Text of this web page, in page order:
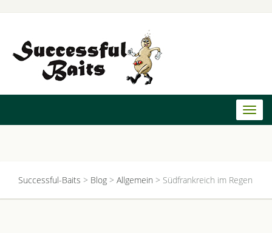
Successful-Baits > Blog > Allgemein > Südfrankreich im Regen